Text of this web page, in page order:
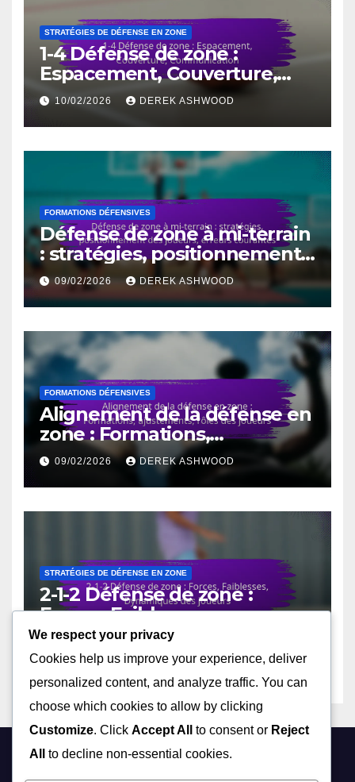
STRATÉGIES DE DÉFENSE EN ZONE
1-4 Défense de zone :
Espacement, Couverture,
Communication
10/02/2026 DEREK ASHWOOD
FORMATIONS DÉFENSIVES
Défense de zone à mi-terrain
: stratégies, positionnement
des joueurs, erreurs
courantes
09/02/2026 DEREK ASHWOOD
FORMATIONS DÉFENSIVES
Alignement de la défense en
zone : Formations,
ajustements, rôles des
joueurs
09/02/2026 DEREK ASHWOOD
STRATÉGIES DE DÉFENSE EN ZONE
2-1-2 Défense de zone :
Forces, Faiblesses,
Dynamiques des joueurs
06/02/2026 DEREK ASHWOOD
We respect your privacy
Cookies help us improve your experience, deliver
personalized content, and analyze traffic. You can
choose which cookies to allow by clicking
Customize. Click Accept All to consent or Reject
All
to decline non-essential cookies.